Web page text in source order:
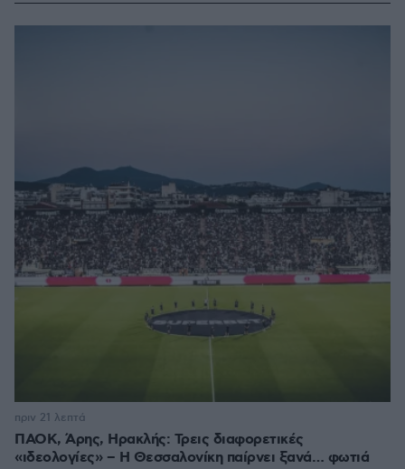
ΠΑΟΚ, Άρης, Ηρακλής: Τρεις διαφορετικές
«ιδεολογίες» – Η Θεσσαλονίκη παίρνει ξανά… φωτιά
πριν 21 λεπτά